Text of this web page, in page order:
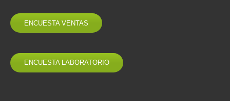
ENCUESTA VENTAS
ENCUESTA LABORATORIO